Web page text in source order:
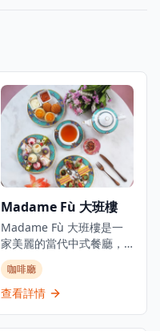
Madame Fù 大班樓
Madame Fù 大班樓是一
家美麗的當代中式餐廳，
專門提供現代粵菜。餐廳
位於香港中環大館古蹟建
築群內一座經過精美修復
咖啡廳
查看詳情